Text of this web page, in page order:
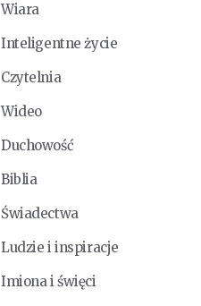
Wiara
Inteligentne życie
Czytelnia
Wideo
Duchowość
Biblia
Świadectwa
Ludzie i inspiracje
Imiona i święci